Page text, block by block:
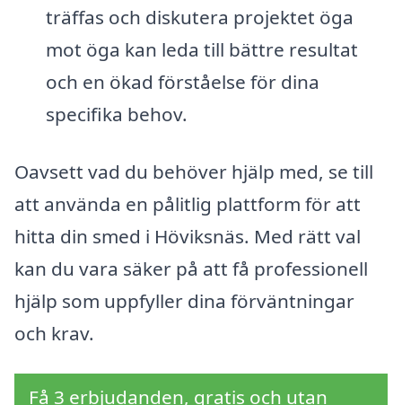
träffas och diskutera projektet öga
mot öga kan leda till bättre resultat
och en ökad förståelse för dina
specifika behov.
Oavsett vad du behöver hjälp med, se till
att använda en pålitlig plattform för att
hitta din smed i Höviksnäs. Med rätt val
kan du vara säker på att få professionell
hjälp som uppfyller dina förväntningar
och krav.
Få 3 erbjudanden, gratis och utan